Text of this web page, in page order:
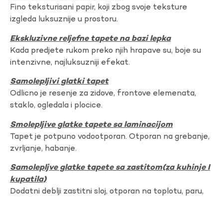
Fino teksturisani papir, koji zbog svoje teksture
izgleda luksuznije u prostoru.
Ekskluzivne reljefne tapete na bazi lepka
Kada predjete rukom preko njih hrapave su, boje su
intenzivne, najluksuzniji efekat.
Samolepljivi glatki tapet
Odlicno je resenje za zidove, frontove elemenata,
staklo, ogledala i plocice.
Smolepljive glatke tapete sa laminacijom
Tapet je potpuno vodootporan. Otporan na grebanje,
zvrljanje, habanje.
Samolepljve glatke tapete sa zastitom(za kuhinje I
kupatila)
Dodatni deblji zastitni sloj, otporan na toplotu, paru,